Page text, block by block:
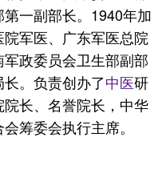
一副部长。1940年加
军医、广东军医总院
政委员会卫生部副部
。负责创办了中医研
长、名誉院长，中华
筹委会执行主席。